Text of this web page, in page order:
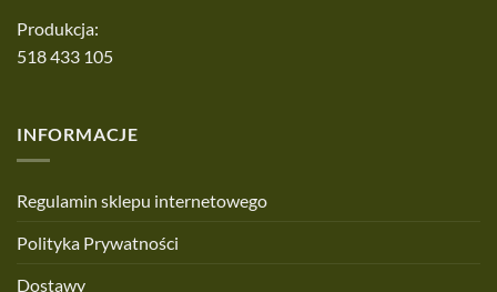
Produkcja:
518 433 105
INFORMACJE
Regulamin sklepu internetowego
Polityka Prywatności
Dostawy